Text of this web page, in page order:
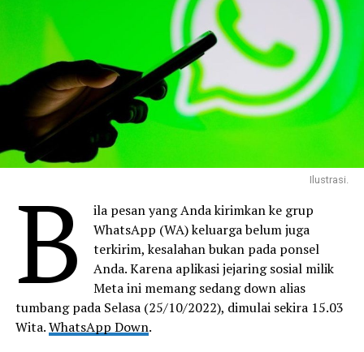
Ilustrasi.
B
ila pesan yang Anda kirimkan ke grup
WhatsApp (WA) keluarga belum juga
terkirim, kesalahan bukan pada ponsel
Anda. Karena aplikasi jejaring sosial milik
Meta ini memang sedang down alias
tumbang pada Selasa (25/10/2022), dimulai sekira 15.03
Wita.WhatsApp Down.